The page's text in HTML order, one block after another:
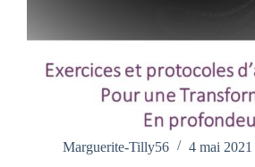
Marguerite-Tilly56 4 mai 2021